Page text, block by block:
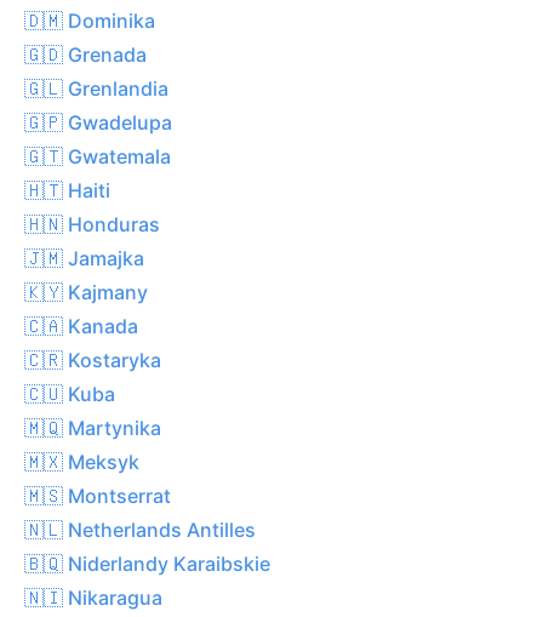
🇩🇲 Dominika
🇬🇩 Grenada
🇬🇱 Grenlandia
🇬🇵 Gwadelupa
🇬🇹 Gwatemala
🇭🇹 Haiti
🇭🇳 Honduras
🇯🇲 Jamajka
🇰🇾 Kajmany
🇨🇦 Kanada
🇨🇷 Kostaryka
🇨🇺 Kuba
🇲🇶 Martynika
🇲🇽 Meksyk
🇲🇸 Montserrat
🇳🇱 Netherlands Antilles
🇧🇶 Niderlandy Karaibskie
🇳🇮 Nikaragua